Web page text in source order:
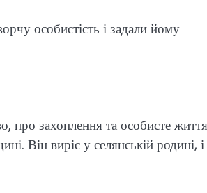
особистість і задали йому
про захоплення та особисте
Він виріс у селянській родині,